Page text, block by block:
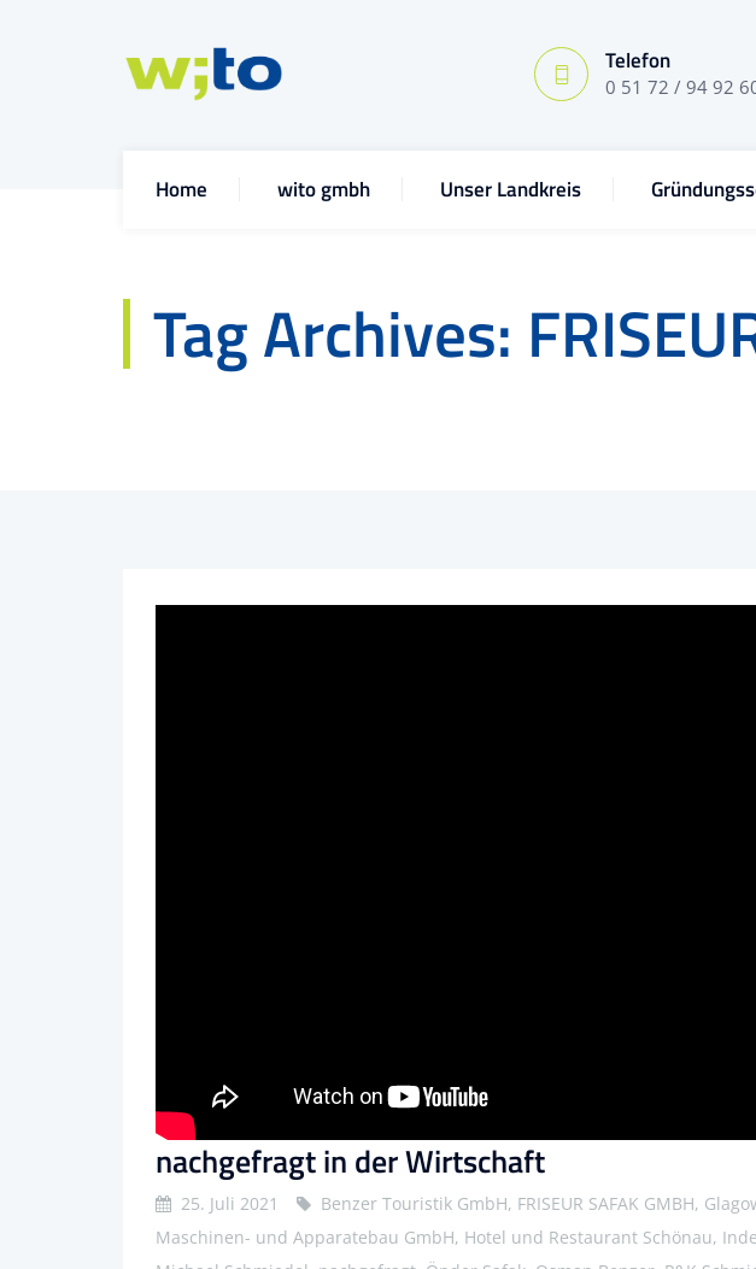
Telefon
0 51 72 / 94 92
Home wito gmbh Unser Landkreis
Tag Archives:
nachgefragt in der Wirtschaft
25. Juli 2021
Benzer Touristik GmbH, FRISEUR SAFAK GMBH,
Maschinen- und Apparatebau GmbH, Hotel und Restaurant Schönau,